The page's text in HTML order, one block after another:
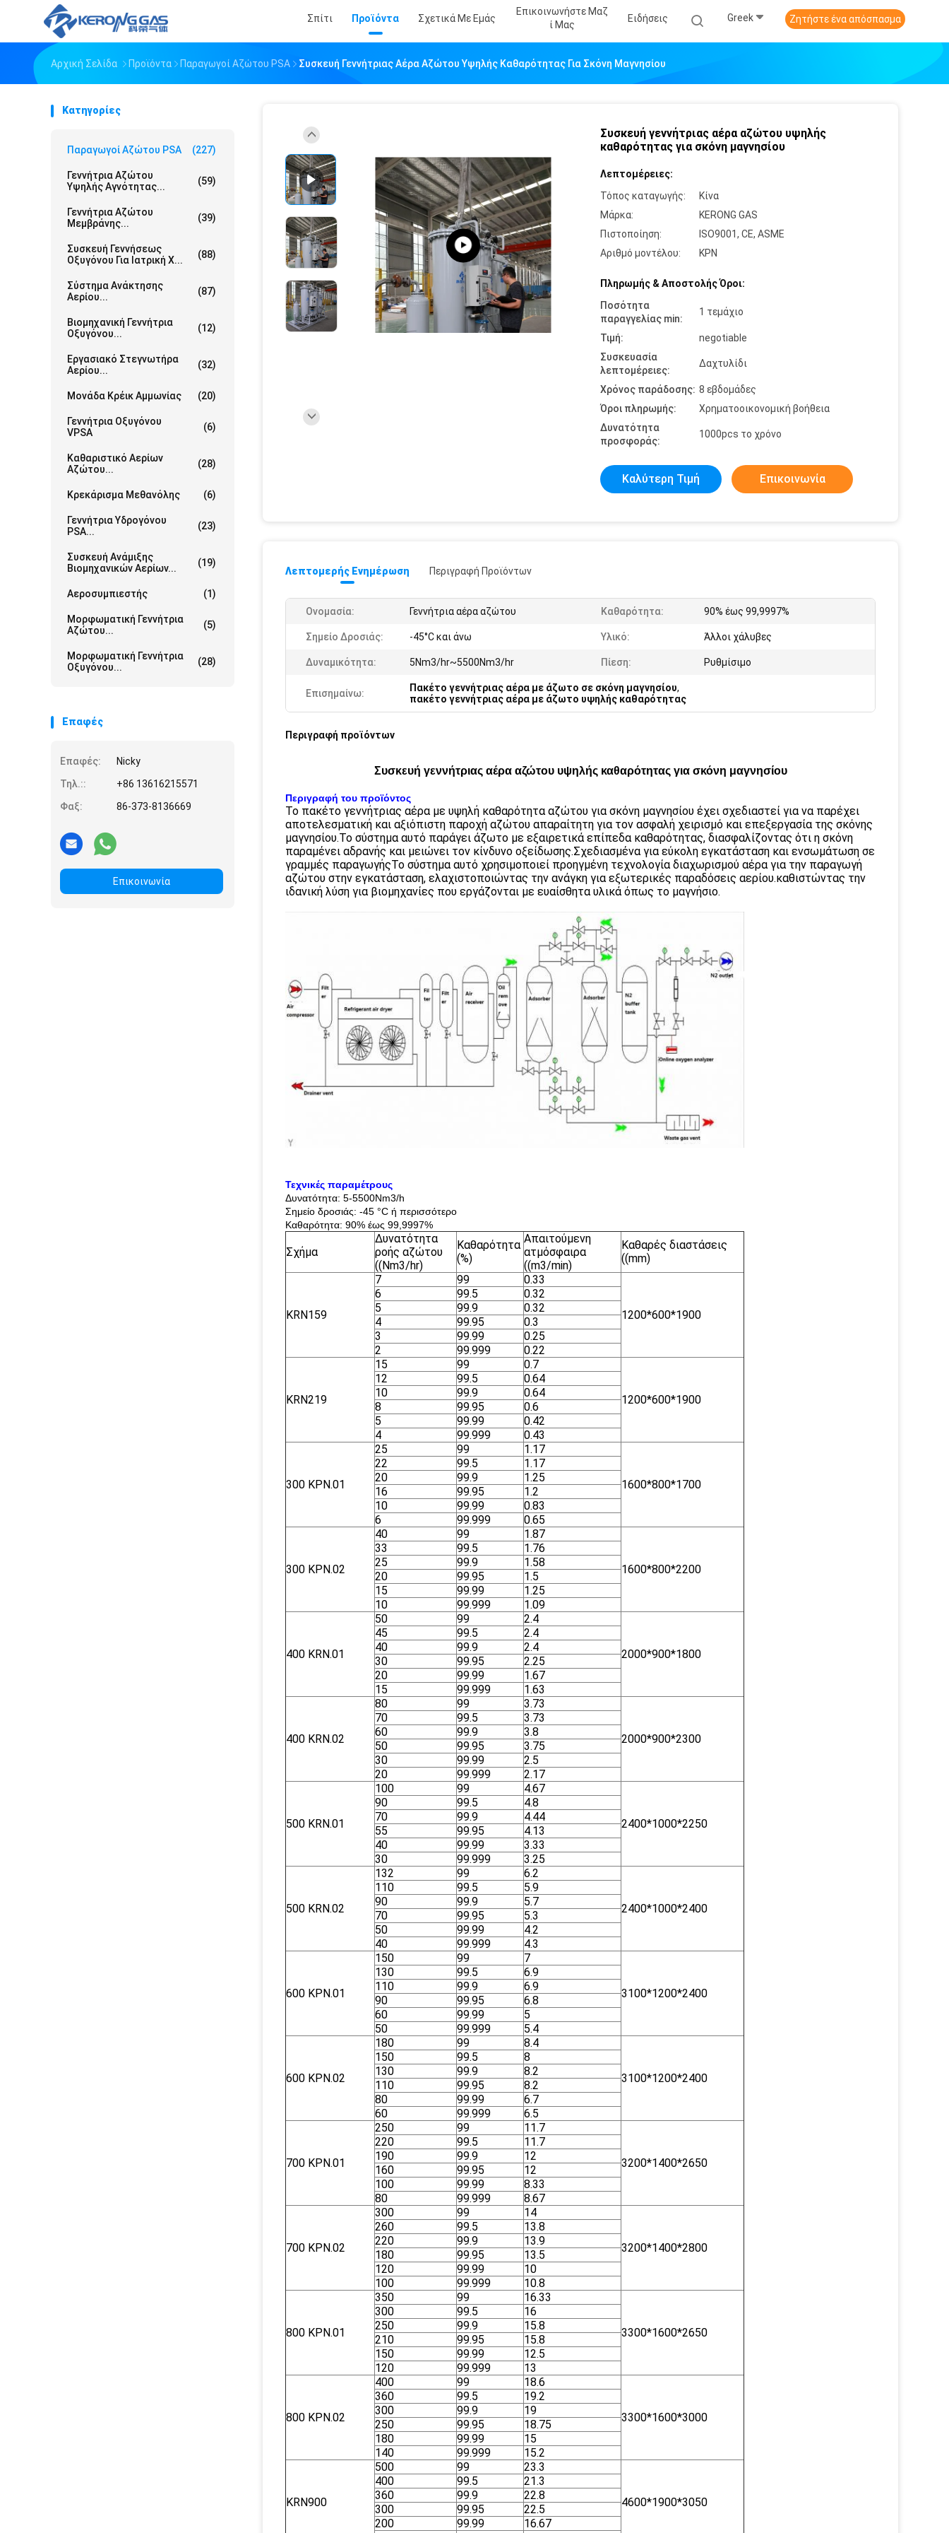
Σπίτι Προϊόντα Σχετικά Με Εμάς
Επικοινωνήστε Μαζ
Ί Μας
Ειδήσεις Greek Ζητήστε ένα απόσπασμα
Αρχική Σελίδα Προϊόντα Παραγωγοί Αζώτου PSA Συσκευή Γεννήτριας Αέρα Αζώτου Υψηλής Καθαρότητας Για Σκόνη Μαγνησίου
Κατηγορίες
Παραγωγοί Αζώτου PSA (227)
Γεννήτρια Αζώτου
Υψηλής Αγνότητας...
(59)
Γεννήτρια Αζώτου
Μεμβράνης...
(39)
Συσκευή Γεννήσεως
Οξυγόνου Για Ιατρική Χ...
(88)
Σύστημα Ανάκτησης
Αερίου...
(87)
Βιομηχανική Γεννήτρια
Οξυγόνου...
(12)
Εργασιακό Στεγνωτήρα
Αερίου...
(32)
Μονάδα Κρέικ Αμμωνίας (20)
Γεννήτρια Οξυγόνου
VPSA
(6)
Καθαριστικό Αερίων
Αζώτου...
(28)
Κρεκάρισμα Μεθανόλης (6)
Γεννήτρια Υδρογόνου
PSA...
(23)
Συσκευή Ανάμιξης
Βιομηχανικών Αερίων...
(19)
Αεροσυμπιεστής (1)
Μορφωματική Γεννήτρια
Αζώτου...
(5)
Μορφωματική Γεννήτρια
Οξυγόνου...
(28)
Επαφές
Επαφές:
Nicky
Τηλ.::
+86 13616215571
Φαξ:
86-373-8136669
Επικοινωνία
Συσκευή γεννήτριας αέρα αζώτου υψηλής
καθαρότητας για σκόνη μαγνησίου
Λεπτομέρειες:
Τόπος καταγωγής:
Κίνα
Μάρκα:
KERONG GAS
Πιστοποίηση:
ISO9001, CE, ASME
Αριθμό μοντέλου:
ΚΡΝ
Πληρωμής & Αποστολής Όροι:
Ποσότητα
παραγγελίας min:
1 τεμάχιο
Τιμή:
negotiable
Συσκευασία
λεπτομέρειες:
Δαχτυλίδι
Χρόνος παράδοσης: 8 εβδομάδες
Όροι πληρωμής:
Χρηματοοικονομική βοήθεια
Δυνατότητα
προσφοράς:
1000pcs το χρόνο
Καλύτερη Τιμή Επικοινωνία
Λεπτομερής Ενημέρωση Περιγραφή Προϊόντων
Ονομασία: Γεννήτρια αέρα αζώτου Καθαρότητα: 90% έως 99,9997%
Σημείο Δροσιάς: -45°C και άνω Υλικό: Άλλοι χάλυβες
Δυναμικότητα: 5Nm3/hr~5500Nm3/hr Πίεση: Ρυθμίσιμο
Επισημαίνω: Πακέτο γεννήτριας αέρα με άζωτο σε σκόνη μαγνησίου,
πακέτο γεννήτριας αέρα με άζωτο υψηλής καθαρότητας
Περιγραφή προϊόντων
Συσκευή γεννήτριας αέρα αζώτου υψηλής καθαρότητας για σκόνη μαγνησίου
Περιγραφή του προϊόντος
Το πακέτο γεννήτριας αέρα με υψηλή καθαρότητα αζώτου για σκόνη μαγνησίου έχει σχεδιαστεί για να παρέχει
αποτελεσματική και αξιόπιστη παροχή αζώτου απαραίτητη για τον ασφαλή χειρισμό και επεξεργασία της σκόνης
μαγνησίου.Το σύστημα αυτό παράγει άζωτο με εξαιρετικά επίπεδα καθαρότητας, διασφαλίζοντας ότι η σκόνη
παραμένει αδρανής και μειώνει τον κίνδυνο οξείδωσης.Σχεδιασμένα για εύκολη εγκατάσταση και ενσωμάτωση σε
γραμμές παραγωγήςΤο σύστημα αυτό χρησιμοποιεί προηγμένη τεχνολογία διαχωρισμού αέρα για την παραγωγή
αζώτου στην εγκατάσταση, ελαχιστοποιώντας την ανάγκη για εξωτερικές παραδόσεις αερίου.καθιστώντας την
ιδανική λύση για βιομηχανίες που εργάζονται με ευαίσθητα υλικά όπως το μαγνήσιο.
Τεχνικές παραμέτρους
Δυνατότητα: 5-5500Nm3/h
Σημείο δροσιάς: -45 °C ή περισσότερο
Καθαρότητα: 90% έως 99,9997%
Σχήμα
Δυνατότητα
ροής αζώτου
((Nm3/hr)
Καθαρότητα
(%)
Απαιτούμενη
ατμόσφαιρα
((m3/min)
Καθαρές διαστάσεις
((mm)
KRN159
7 99 0.33
1200*600*1900
6 99.5
0.32
5
99.9
0.32
4
99.95
0.3
3
99.99
0.25
2
99.999 0.22
KRN219
15 99 0.7
1200*600*1900
12 99.5
0.64
10
99.9
0.64
8
99.95
0.6
5
99.99
0.42
4
99.999 0.43
300 ΚΡΝ.01
25 99 1.17
1600*800*1700
22 99.5
1.17
20
99.9
1.25
16
99.95
1.2
10
99.99
0.83
6
99.999 0.65
300 ΚΡΝ.02
40 99 1.87
1600*800*2200
33 99.5
1.76
25
99.9
1.58
20
99.95
1.5
15
99.99
1.25
10
99.999 1.09
400 KRN.01
50 99 2.4
2000*900*1800
45 99.5
2.4
40
99.9
2.4
30
99.95
2.25
20
99.99
1.67
15
99.999 1.63
400 KRN.02
80 99 3.73
2000*900*2300
70 99.5
3.73
60
99.9
3.8
50
99.95
3.75
30
99.99
2.5
20
99.999 2.17
500 KRN.01
100 99 4.67
2400*1000*2250
90 99.5
4.8
70
99.9
4.44
55
99.95
4.13
40
99.99
3.33
30
99.999 3.25
500 KRN.02
132 99 6.2
2400*1000*2400
110 99.5
5.9
90
99.9
5.7
70
99.95
5.3
50
99.99
4.2
40
99.999 4.3
600 ΚΡΝ.01
150 99 7
3100*1200*2400
130 99.5
6.9
110
99.9
6.9
90
99.95
6.8
60
99.99
5
50
99.999 5.4
600 ΚΡΝ.02
180 99 8.4
3100*1200*2400
150 99.5
8
130
99.9
8.2
110
99.95
8.2
80
99.99
6.7
60
99.999 6.5
700 ΚΡΝ.01
250 99 11.7
3200*1400*2650
220 99.5
11.7
190
99.9
12
160
99.95
12
100
99.99
8.33
80
99.999 8.67
700 ΚΡΝ.02
300 99 14
3200*1400*2800
260 99.5
13.8
220
99.9
13.9
180
99.95
13.5
120
99.99
10
100
99.999 10.8
800 ΚΡΝ.01
350 99 16.33
3300*1600*2650
300 99.5
16
250
99.9
15.8
210
99.95
15.8
150
99.99
12.5
120
99.999 13
800 ΚΡΝ.02
400 99 18.6
3300*1600*3000
360 99.5
19.2
300
99.9
19
250
99.95
18.75
180
99.99
15
140
99.999 15.2
KRN900
500 99 23.3
4600*1900*3050
400 99.5
21.3
360
99.9
22.8
300
99.95
22.5
200
99.99
16.67